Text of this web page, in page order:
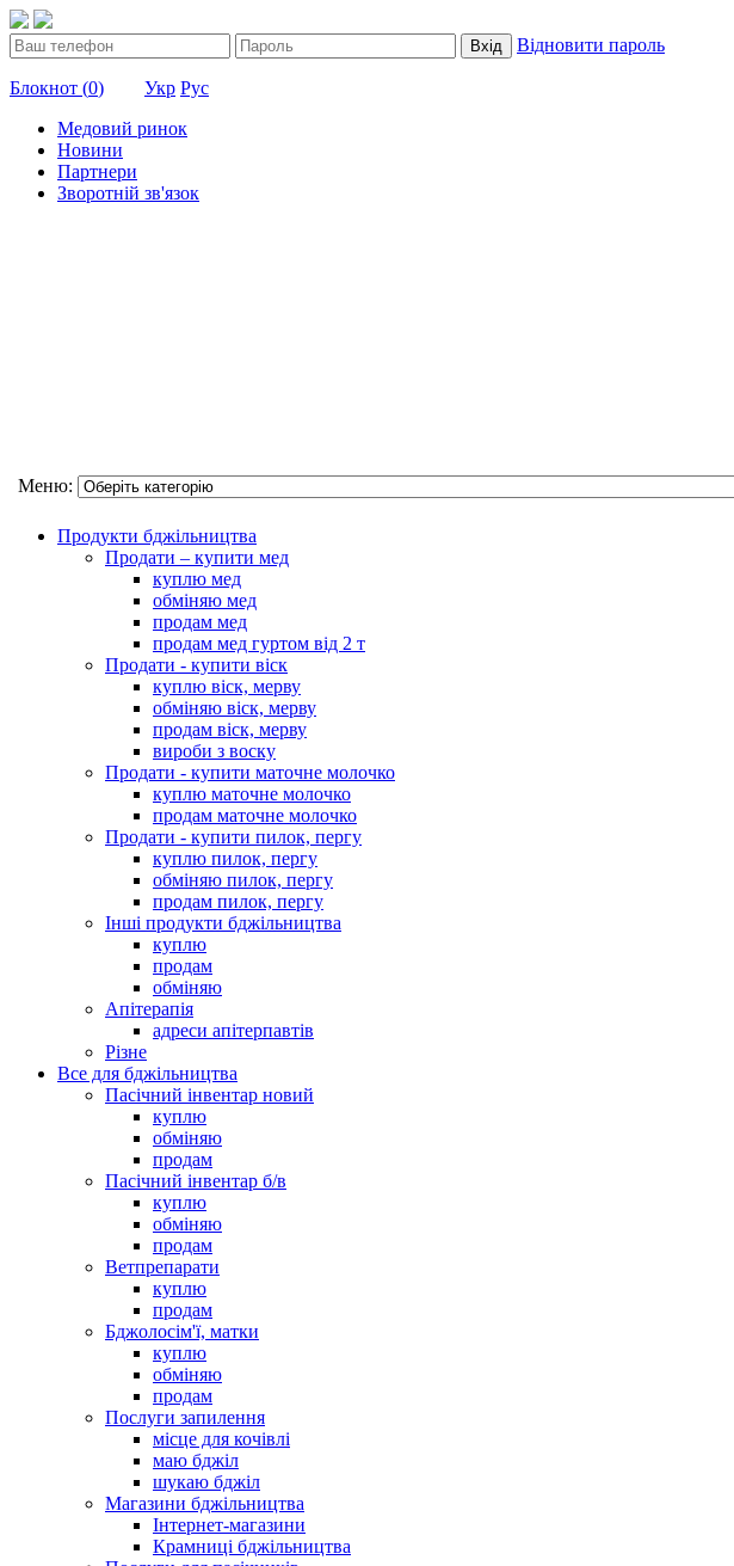
Вхід Відновити пароль
Блокнот (0) Укр Рус
Медовий ринок
Новини
Партнери
Зворотній зв'язок
Меню:
Продукти бджільництва
Продати – купити мед
куплю мед
обміняю мед
продам мед
продам мед гуртом від 2 т
Продати - купити віск
куплю віск, мерву
обміняю віск, мерву
продам віск, мерву
вироби з воску
Продати - купити маточне молочко
куплю маточне молочко
продам маточне молочко
Продати - купити пилок, пергу
куплю пилок, пергу
обміняю пилок, пергу
продам пилок, пергу
Інші продукти бджільництва
куплю
продам
обміняю
Апітерапія
адреси апітерпавтів
Різне
Все для бджільництва
Пасічний інвентар новий
куплю
обміняю
продам
Пасічний інвентар б/в
куплю
обміняю
продам
Ветпрепарати
куплю
продам
Бджолосім'ї, матки
куплю
обміняю
продам
Послуги запилення
місце для кочівлі
маю бджіл
шукаю бджіл
Магазини бджільництва
Інтернет-магазини
Крамниці бджільництва